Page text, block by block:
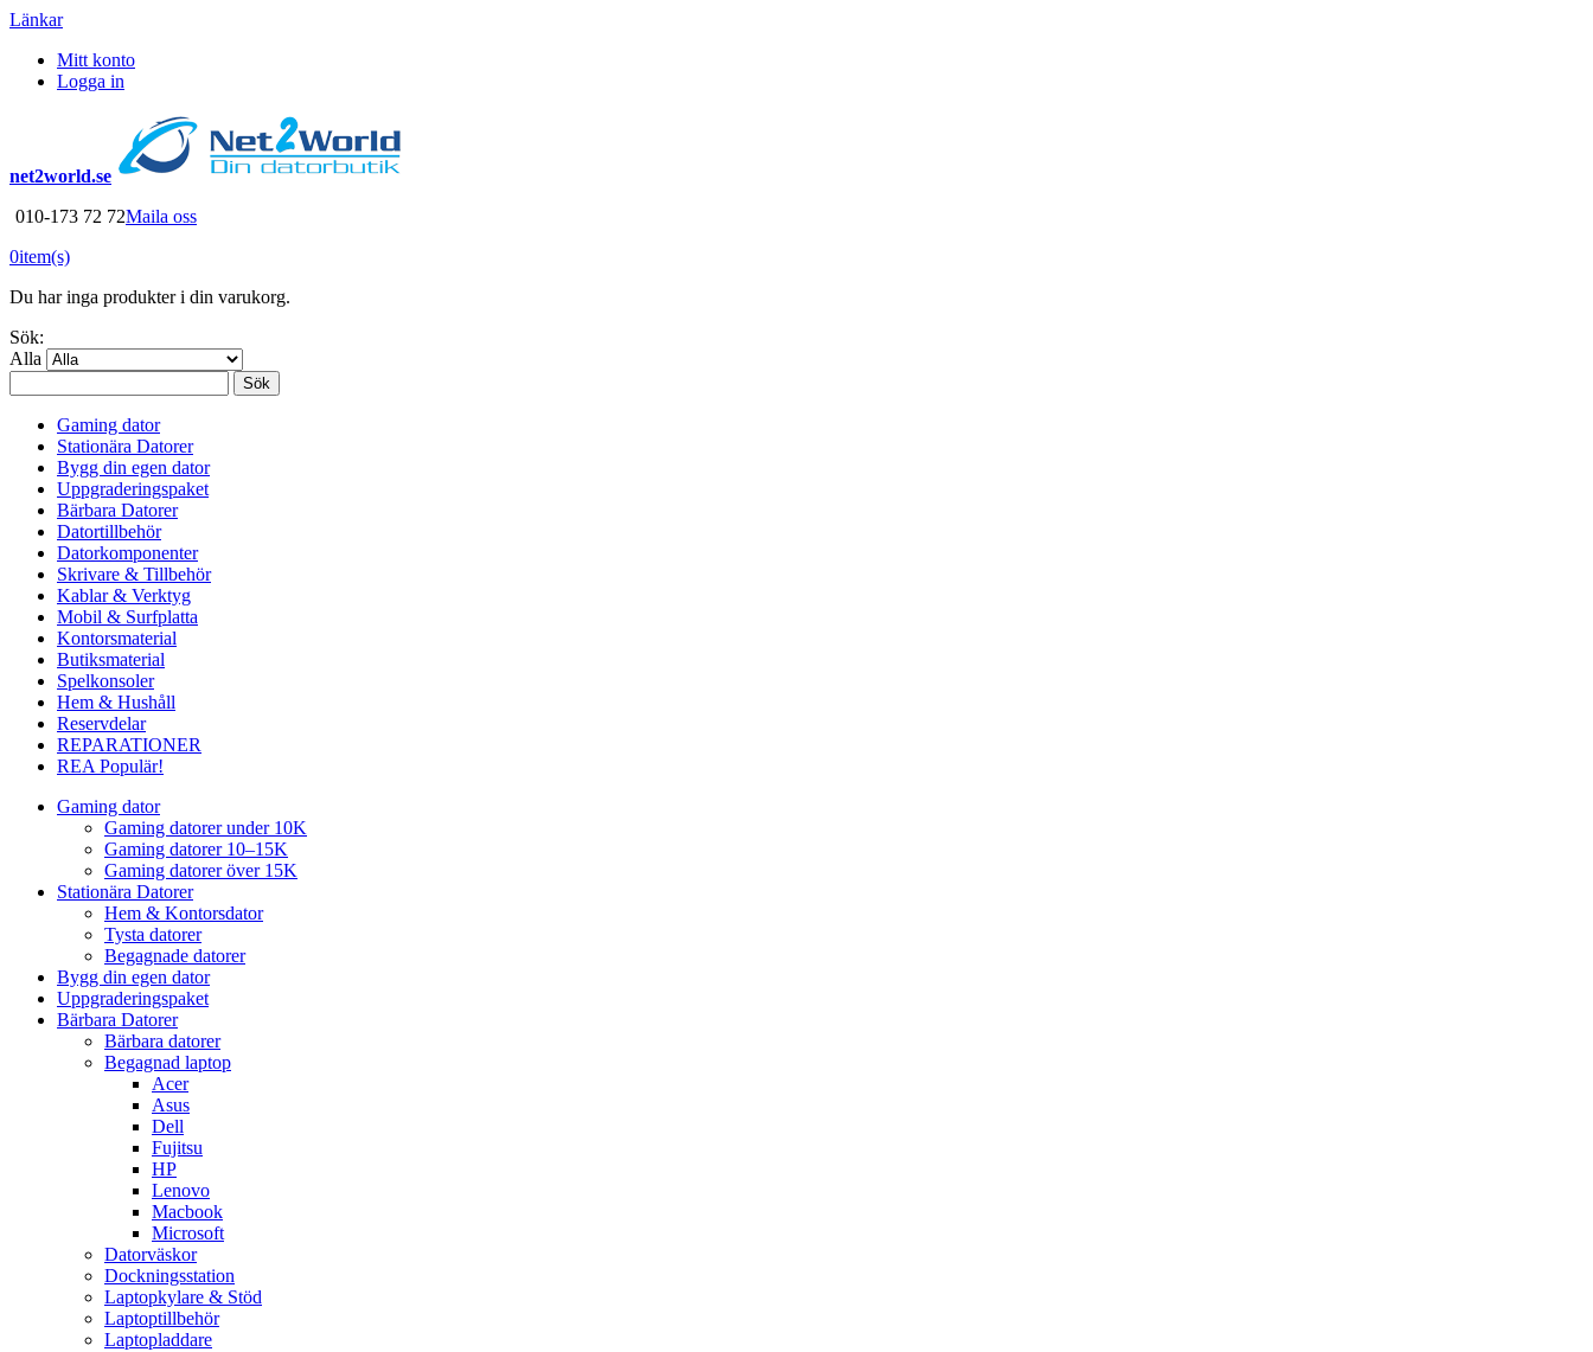
Länkar
Mitt konto
Logga in
net2world.se
010-173 72 72Maila oss
0item(s)
Du har inga produkter i din varukorg.
Sök:
Alla
Sök
Gaming dator
Stationära Datorer
Bygg din egen dator
Uppgraderingspaket
Bärbara Datorer
Datortillbehör
Datorkomponenter
Skrivare & Tillbehör
Kablar & Verktyg
Mobil & Surfplatta
Kontorsmaterial
Butiksmaterial
Spelkonsoler
Hem & Hushåll
Reservdelar
REPARATIONER
REA Populär!
Gaming dator
Gaming datorer under 10K
Gaming datorer 10–15K
Gaming datorer över 15K
Stationära Datorer
Hem & Kontorsdator
Tysta datorer
Begagnade datorer
Bygg din egen dator
Uppgraderingspaket
Bärbara Datorer
Bärbara datorer
Begagnad laptop
Acer
Asus
Dell
Fujitsu
HP
Lenovo
Macbook
Microsoft
Datorväskor
Dockningsstation
Laptopkylare & Stöd
Laptoptillbehör
Laptopladdare